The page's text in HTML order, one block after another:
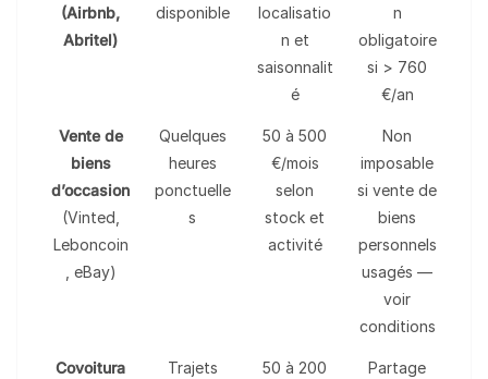
(Airbnb,
Abritel)
disponible
localisatio
n et
saisonnalit
é
n
obligatoire
si > 760
€/an
Vente de
biens
d’occasion
(Vinted,
Leboncoin
, eBay)
Quelques
heures
ponctuelle
s
50 à 500
€/mois
selon
stock et
activité
Non
imposable
si vente de
biens
personnels
usagés —
voir
conditions
Covoitura
Trajets
50 à 200
Partage